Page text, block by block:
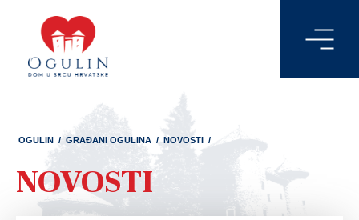
OGULIN / GRAĐANI OGULINA / NOVOSTI /
NOVOSTI